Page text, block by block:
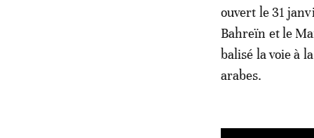
ouvert le 31
Bahreïn et le
balisé la voie à
arabes.